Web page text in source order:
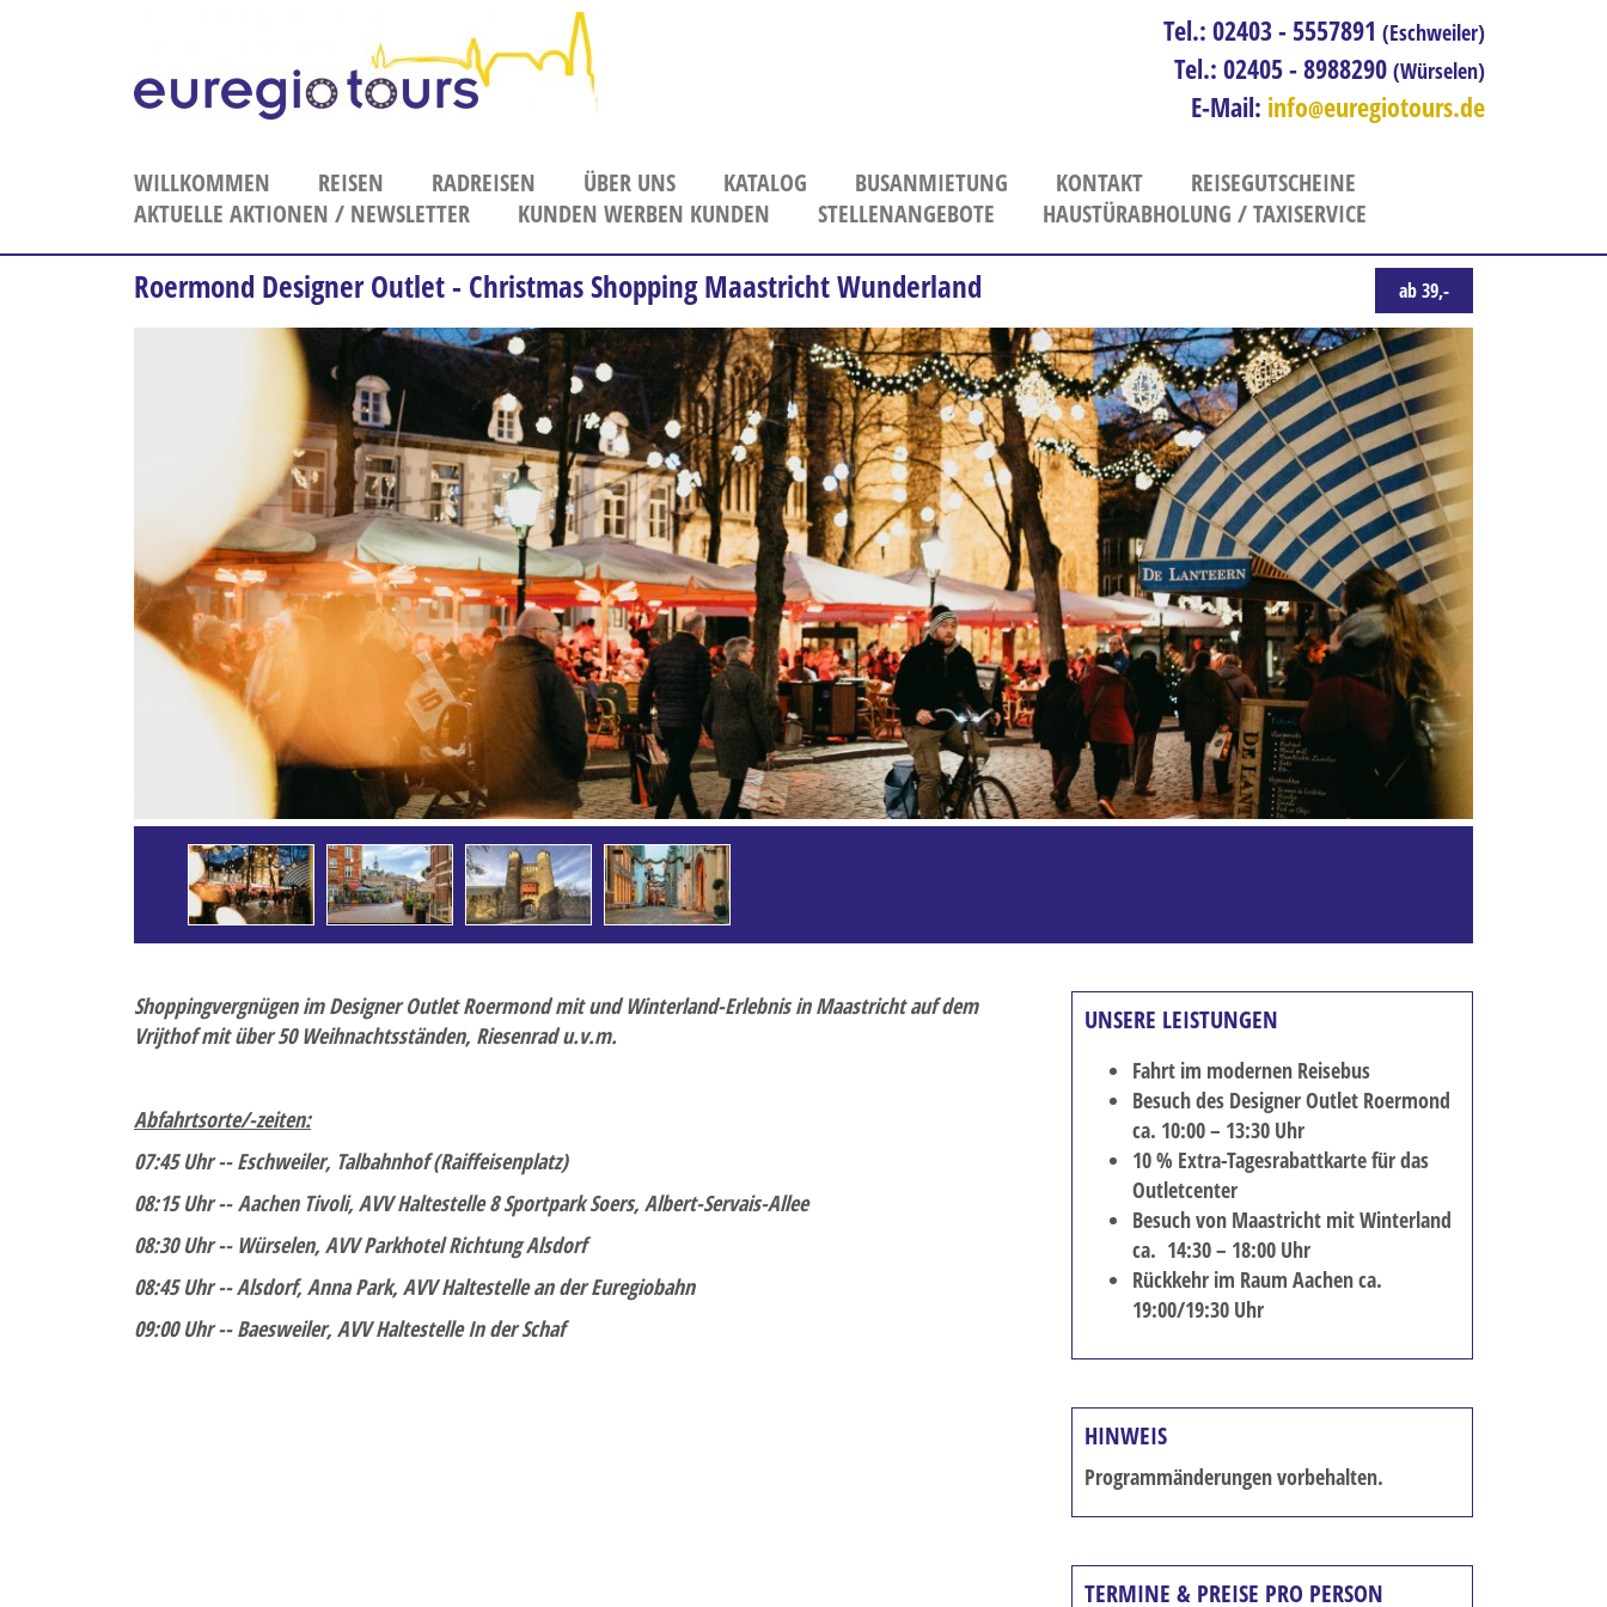
Tel.: 02403 - 5557891 (Eschweiler)
Tel.: 02405 - 8988290 (Würselen)
E-Mail: info euregiotours.de
WILLKOMMEN
REISEN
Adventreise
Blumenreise
Erlebnisreise
Ferien
Flusskreuzfahrten
Frühbucher-Reise
Gesundheitsreise
Karnevalsreise
Kulturreise
Kurzreisen
Last-Minute-Reise
Musikreise
Radreise
Rundreisen
Saisoneröffnungs- und Saisonabschlussfahrt
Silvesterreise
Städtereisen
Tagesfahrten
Weihnachts- und Silvesterreise
Winterreise
RADREISEN
ÜBER UNS
Unser Team
Abwicklung
KATALOG
PDF-Kataloge zum Download
BUSANMIETUNG
KONTAKT
So erreichen Sie uns - Öffnungszeiten
REISEGUTSCHEINE
AKTUELLE AKTIONEN / NEWSLETTER
KUNDEN WERBEN KUNDEN STELLENANGEBOTE HAUSTÜRABHOLUNG / TAXISERVICE
ab 39,-
Roermond Designer Outlet - Christmas Shopping Maastricht Wunderland
Shoppingvergnügen im Designer Outlet Roermond mit und Winterland-Erlebnis in Maastricht auf dem
Vrijthof mit über 50 Weihnachtsständen, Riesenrad u.v.m.
Abfahrtsorte/-zeiten:
07:45 Uhr -- Eschweiler, Talbahnhof (Raiffeisenplatz)
08:15 Uhr -- Aachen Tivoli, AVV Haltestelle 8 Sportpark Soers, Albert-Servais-Allee
08:30 Uhr -- Würselen, AVV Parkhotel Richtung Alsdorf
08:45 Uhr -- Alsdorf, Anna Park, AVV Haltestelle an der Euregiobahn
09:00 Uhr -- Baesweiler, AVV Haltestelle In der Schaf
UNSERE LEISTUNGEN
Fahrt im modernen Reisebus
Besuch des Designer Outlet Roermond
ca. 10:00 – 13:30 Uhr
10 % Extra-Tagesrabattkarte für das
Outletcenter
Besuch von Maastricht mit Winterland
ca. 14:30 – 18:00 Uhr
Rückkehr im Raum Aachen ca.
19:00/19:30 Uhr
HINWEIS
Programmänderungen vorbehalten.
TERMINE & PREISE PRO PERSON